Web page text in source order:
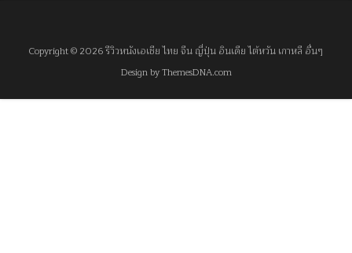
Copyright © 2026 รีวิวหนังเอเชีย ไทย จีน ญี่ปุ่น อินเดีย ไต้หวัน เกาหลี อื่นๆ
Design by ThemesDNA.com